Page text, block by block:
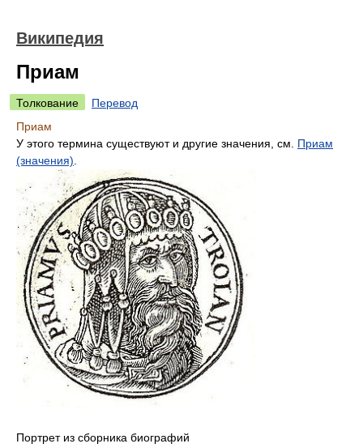
Википедия
Приам
Толкование
Перевод
Приам
У этого термина существуют и другие значения, см. Приам
(значения)
Портрет из сборника биографий